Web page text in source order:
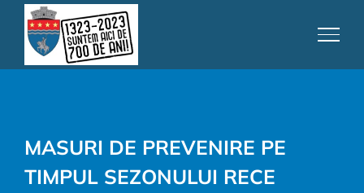
content
MASURI DE PREVENIRE PE
TIMPUL SEZONULUI RECE